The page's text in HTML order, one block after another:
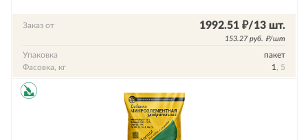
Заказ от 1992.51 ₽/13 шт.
153.27 руб. ₽/шт
Упаковка
пакет
Фасовка, кг
1 , 5